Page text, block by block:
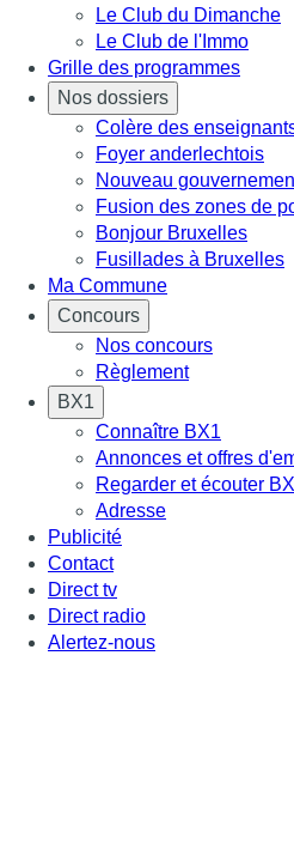
Le Club du Dimanche
Le Club de l'Immo
Grille des programmes
Nos dossiers
Colère des
Foyer anderlechtois
Nouveau
Fusion des zones de
Bonjour Bruxelles
Fusillades à Bruxelles
Ma Commune
Concours
Nos concours
Règlement
BX1
Connaître BX1
Annonces et offres
Regarder et écouter
Adresse
Publicité
Contact
Direct tv
Direct radio
Alertez-nous